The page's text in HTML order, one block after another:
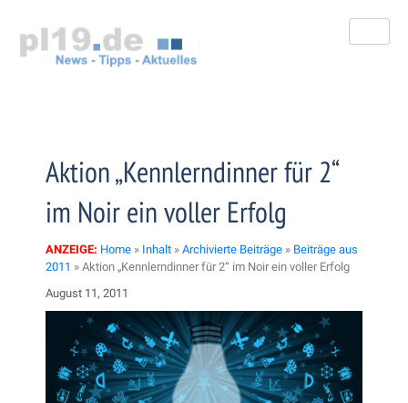
springen
Aktion „Kennlerndinner für 2“
im Noir ein voller Erfolg
ANZEIGE: Home » Inhalt » Archivierte Beiträge » Beiträge aus
2011 » Aktion „Kennlerndinner für 2“ im Noir ein voller Erfolg
August 11, 2011